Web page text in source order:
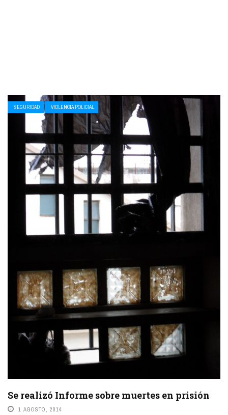
SEGURIDAD VIOLENCIA POLICIAL
Se realizó Informe sobre muertes en prisión
1 AGOSTO, 2014